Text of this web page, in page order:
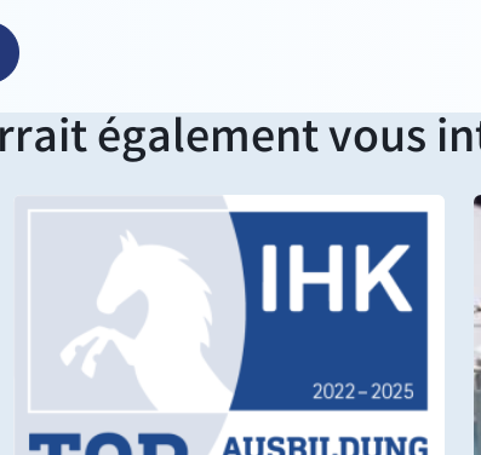
également vous